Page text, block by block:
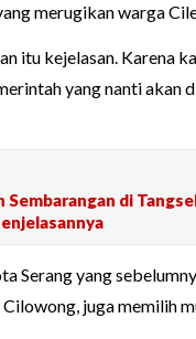
merugikan warga
itu kejelasan. Karena
yang nanti akan
Sembarangan di
Serang yang
Cilowong, juga memilih